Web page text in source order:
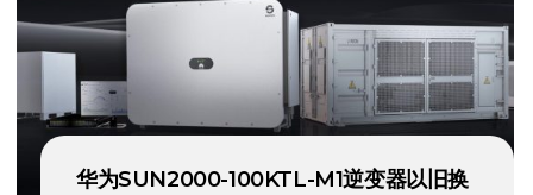
华为SUN2000-100KTL-M1逆变器以旧换